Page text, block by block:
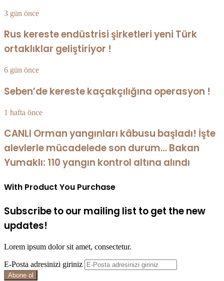
3 gün önce
Rus kereste endüstrisi şirketleri yeni Türk
ortaklıklar geliştiriyor !
6 gün önce
Seben’de kereste kaçakçılığına operasyon !
1 hafta önce
CANLI Orman yangınları kâbusu başladı! İşte
alevlerle mücadelede son durum… Bakan
Yumaklı: 110 yangın kontrol altına alındı
With Product You Purchase
Subscribe to our mailing list to get the new
updates!
Lorem ipsum dolor sit amet, consectetur.
E-Posta adresinizi giriniz